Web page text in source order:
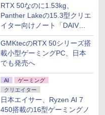
RTX 50なのに1.53kg、
Panther Lakeの15.3型クリエ
イター向けノート「DAIV
Z5」
GMKtecのRTX 50シリーズ搭
載小型ゲーミングPC、日本
でも発売へ
AI
ゲーミング
クリエイター
日本エイサー、Ryzen AI 7
450搭載の16型ゲーミングノ